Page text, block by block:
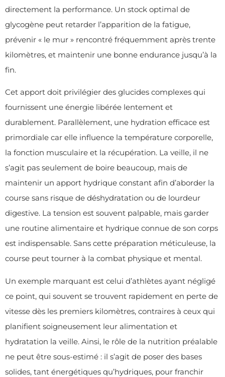
directement la performance. Un stock optimal de
glycogène peut retarder l’apparition de la fatigue,
prévenir « le mur » rencontré fréquemment après trente
kilomètres, et maintenir une bonne endurance jusqu’à la
fin.
Cet apport doit privilégier des glucides complexes qui
fournissent une énergie libérée lentement et
durablement. Parallèlement, une hydration efficace est
primordiale car elle influence la température corporelle,
la fonction musculaire et la récupération. La veille, il ne
s’agit pas seulement de boire beaucoup, mais de
maintenir un apport hydrique constant afin d’aborder la
course sans risque de déshydratation ou de lourdeur
digestive. La tension est souvent palpable, mais garder
une routine alimentaire et hydrique connue de son corps
est indispensable. Sans cette préparation méticuleuse, la
course peut tourner à la combat physique et mental.
Un exemple marquant est celui d’athlètes ayant négligé
ce point, qui souvent se trouvent rapidement en perte de
vitesse dès les premiers kilomètres, contraires à ceux qui
planifient soigneusement leur alimentation et
hydratation la veille. Ainsi, le rôle de la nutrition préalable
ne peut être sous-estimé : il s’agit de poser des bases
solides, tant énergétiques qu’hydriques, pour franchir